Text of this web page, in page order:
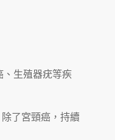
、生殖器疣等疾
了宮頸癌，持續